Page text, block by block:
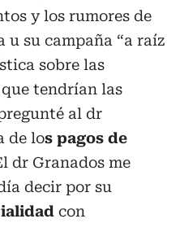
y los rumores de
su campaña “a raíz
sobre las
tendrían las
al dr
de los pagos de
dr Granados me
decir por su
con